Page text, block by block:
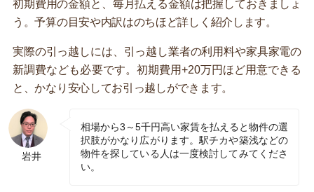
初期費用の金額と、毎月払える金額は把握しておきましょ
う。予算の目安や内訳はのちほど詳しく紹介します。
実際の引っ越しには、引っ越し業者の利用料や家具家電の
新調費なども必要です。初期費用+20万円ほど用意できる
と、かなり安心してお引っ越しができます。
岩井
相場から3～5千円高い家賃を払えると物件の選
択肢がかなり広がります。駅チカや築浅などの
物件を探している人は一度検討してみてくださ
い。